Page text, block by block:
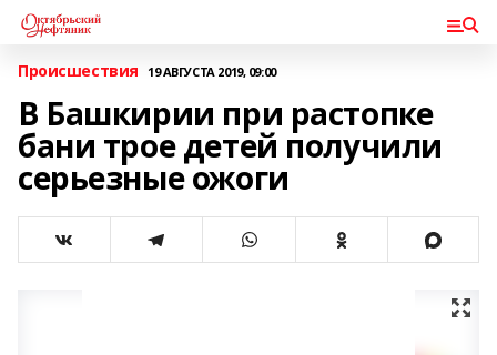
Происшествия 19 АВГУСТА 2019, 09:00
В Башкирии при растопке
бани трое детей получили
серьезные ожоги